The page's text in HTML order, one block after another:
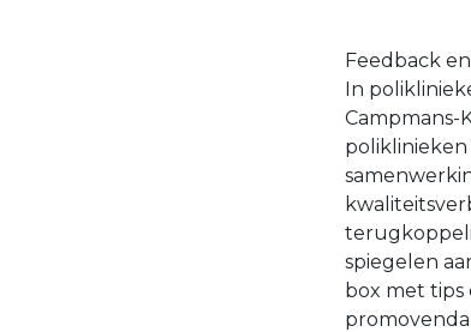
Feedback
In
Campmans-
poliklinieken
spiegelen
box met tips